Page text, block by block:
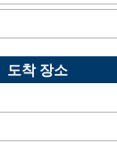
도착 장소